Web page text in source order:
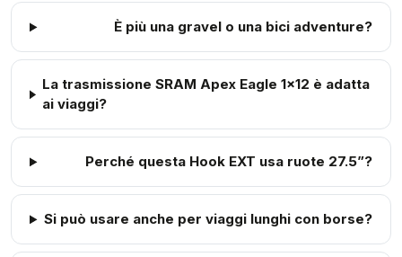
È più una gravel o una bici adventure?
La trasmissione SRAM Apex Eagle 1x12 è adatta
ai viaggi?
Perché questa Hook EXT usa ruote 27.5”?
Si può usare anche per viaggi lunghi con borse?